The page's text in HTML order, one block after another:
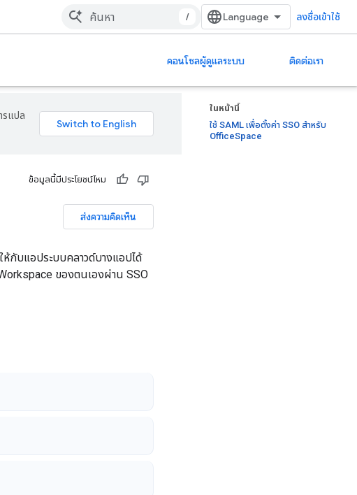
/ ลงชื่อเข้าใช้
คอนโซลผู้ดูแลระบบ ติดต่อเรา
ในหน้านี้
ใช้ SAML เพื่อตั้งค่า SSO สำหรับ
OfficeSpace
รแปล
ข้อมูลนี้มีประโยชน์ไหม
ส่งความคิดเห็น
ห้กับแอประบบคลาวด์บางแอปได้
ของตนเองผ่าน SSO